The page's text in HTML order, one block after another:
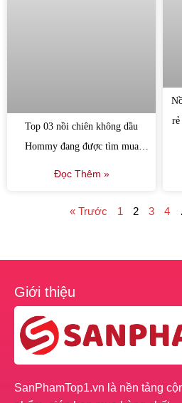
Top 03 nồi chiên không dầu
Hommy đang được tìm mua
Đọc Thêm »
rẻ
« Trước 1 2 3 4
Giới thiệu
SanPhamTop1.vn là nền tảng